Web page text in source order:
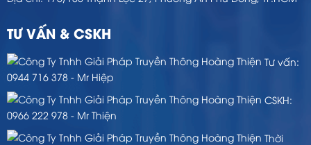
TƯ VẤN & CSKH
Tư vấn:
0944 716 378 - Mr Hiệp
CSKH:
0966 222 978 - Mr Thiện
Thời